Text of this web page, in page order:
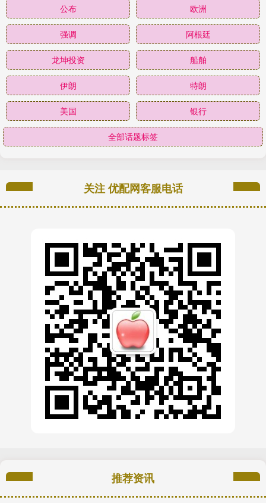
公布 欧洲
强调 阿根廷
龙坤投资 船舶
伊朗 特朗
美国 银行
全部话题标签
关注 优配网客服电话
推荐资讯